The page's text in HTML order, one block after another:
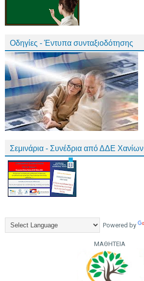
Οδηγίες - Έντυπα συνταξιοδότησης
Σεμινάρια - Συνέδρια από ΔΔΕ Χανίων
Powered by
ΜΑΘΗΤΕΙΑ